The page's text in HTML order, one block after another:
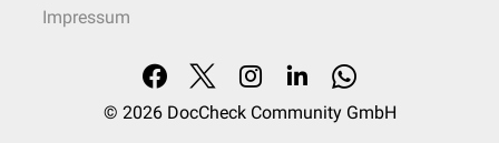
Impressum
© 2026 DocCheck Community GmbH